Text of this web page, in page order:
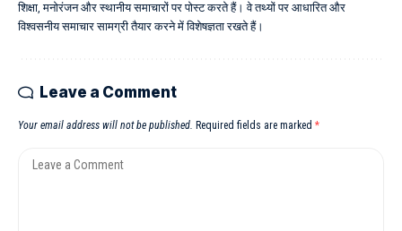
शिक्षा, मनोरंजन और स्थानीय समाचारों पर पोस्ट करते हैं। वे तथ्यों पर आधारित और
विश्वसनीय समाचार सामग्री तैयार करने में विशेषज्ञता रखते हैं।
Leave a Comment
Your email address will not be published. Required fields are marked *